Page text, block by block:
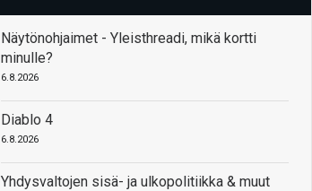
Näytönohjaimet - Yleisthreadi, mikä kortti
minulle?
6.8.2026
Diablo 4
6.8.2026
Yhdysvaltojen sisä- ja ulkopolitiikka & muut